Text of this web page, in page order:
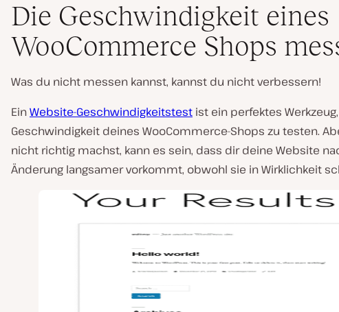
Die Geschwindigkeit eines
WooCommerce Shops
Was du nicht messen kannst, kannst du nicht verbessern!
EinWebsite-Geschwindigkeitstest ist ein perfektes
Geschwindigkeit deines WooCommerce-Shops zu testen.
nicht richtig machst, kann es sein, dass dir deine Website
Änderung langsamer vorkommt, obwohl sie in Wirklichkeit